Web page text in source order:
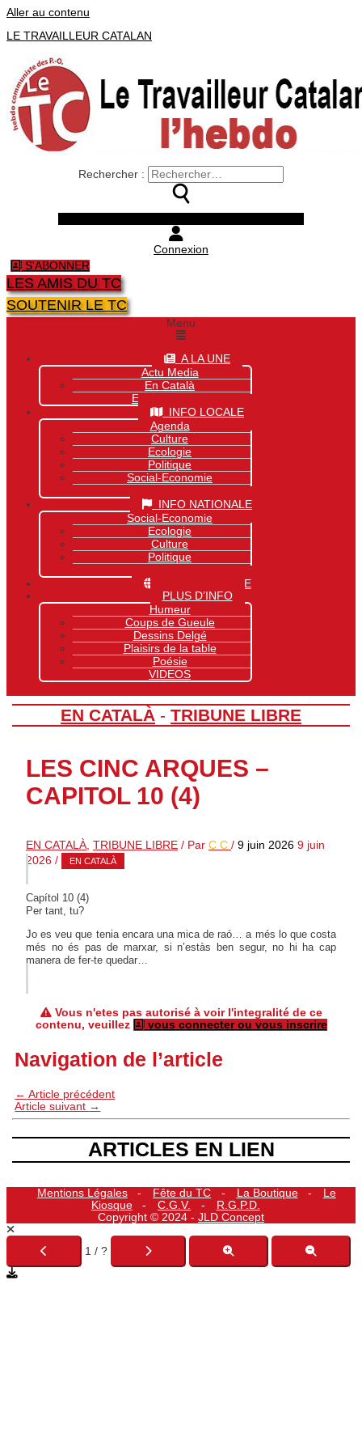
Aller au contenu
LE TRAVAILLEUR CATALAN
Rechercher :
Connexion
S'ABONNER
LES AMIS DU TC
SOUTENIR LE TC
Menu
A LA UNE
Actu Media
En Català
Exclusivité Site
INFO LOCALE
Agenda
Culture
Ecologie
Politique
Social-Economie
INFO NATIONALE
Social-Economie
Ecologie
Culture
Politique
INFO MONDIALE
PLUS D’INFO
Humeur
Coups de Gueule
Dessins Delgé
Plaisirs de la table
Poésie
VIDEOS
EN CATALÀ - TRIBUNE LIBRE
LES CINC ARQUES –
CAPITOL 10 (4)
EN CATALÀ,TRIBUNE LIBRE / ParC C /9 juin 2026 9 juin
2026 / EN CATALÀ
Capítol 10 (4)
Per tant, tu?
Jo es veu que tenia encara una mica de raó… a més lo que costa
més no és pas de marxar, si n’estàs ben segur, no hi ha cap
manera de fer-te quedar…
Vous n'etes pas autorisé à voir l'integralité de ce
contenu, veuillez
vous connecter ou vous inscrire
Navigation de l’article
← Article précédent
Article suivant →
ARTICLES EN LIEN
Mentions Légales Fête du TC La Boutique
Le
Kiosque
C.G.V.
R.G.P.D.
Copyright © 2024 - JLD Concept
1 / ?